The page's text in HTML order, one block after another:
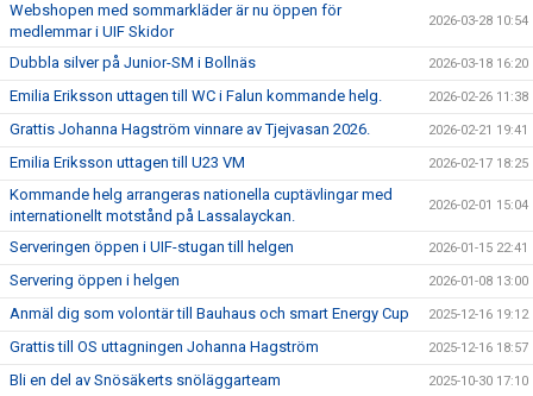
DOKUMENT
Webshopen med sommarkläder är nu öppen för
medlemmar i UIF Skidor
2026-03-28 10:54
Dubbla silver på Junior-SM i Bollnäs 2026-03-18 16:20
Emilia Eriksson uttagen till WC i Falun kommande helg. 2026-02-26 11:38
Grattis Johanna Hagström vinnare av Tjejvasan 2026. 2026-02-21 19:41
Emilia Eriksson uttagen till U23 VM 2026-02-17 18:25
Kommande helg arrangeras nationella cuptävlingar med
internationellt motstånd på Lassalayckan.
2026-02-01 15:04
Serveringen öppen i UIF-stugan till helgen 2026-01-15 22:41
Servering öppen i helgen 2026-01-08 13:00
Anmäl dig som volontär till Bauhaus och smart Energy Cup 2025-12-16 19:12
Grattis till OS uttagningen Johanna Hagström 2025-12-16 18:57
Bli en del av Snösäkerts snöläggarteam 2025-10-30 17:10